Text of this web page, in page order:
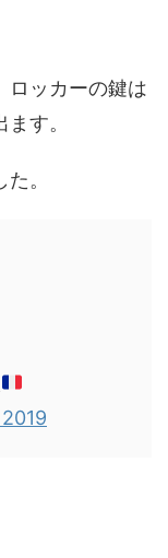
ロッカーの鍵は
す。
。